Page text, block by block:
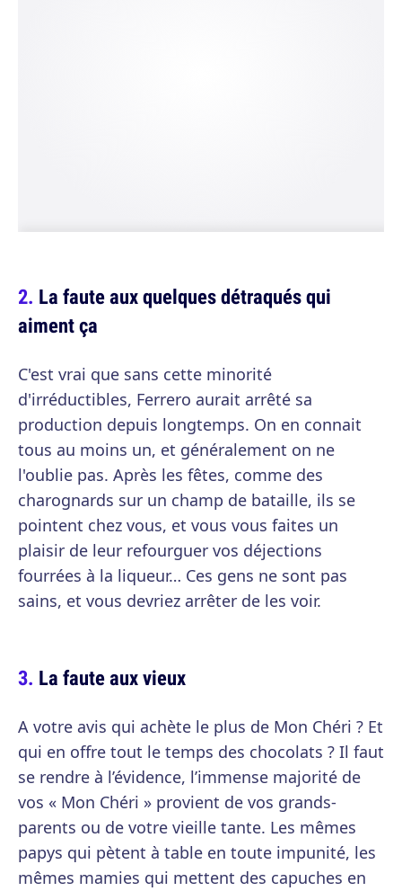
La faute aux quelques détraqués qui
aiment ça
C'est vrai que sans cette minorité
d'irréductibles, Ferrero aurait arrêté sa
production depuis longtemps. On en connait
tous au moins un, et généralement on ne
l'oublie pas. Après les fêtes, comme des
charognards sur un champ de bataille, ils se
pointent chez vous, et vous vous faites un
plaisir de leur refourguer vos déjections
fourrées à la liqueur… Ces gens ne sont pas
sains, et vous devriez arrêter de les voir.
La faute aux vieux
A votre avis qui achète le plus de Mon Chéri ? Et
qui en offre tout le temps des chocolats ? Il faut
se rendre à l’évidence, l’immense majorité de
vos « Mon Chéri » provient de vos grands-
parents ou de votre vieille tante. Les mêmes
papys qui pètent à table en toute impunité, les
mêmes mamies qui mettent des capuches en